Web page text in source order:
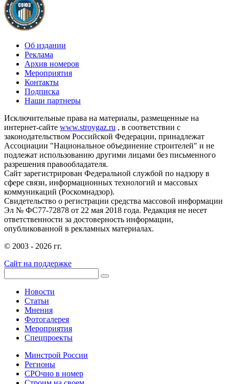
Об издании
Реклама
Архив номеров
Мероприятия
Контакты
Подписка
Наши партнеры
Исключительные права на материалы, размещенные на
интернет-сайте www.stroygaz.ru , в соответствии с
законодательством Российской Федерации, принадлежат
Ассоциации "Национальное объединение строителей" и не
подлежат использованию другими лицами без письменного
разрешения правообладателя.
Сайт зарегистрирован Федеральной службой по надзору в
сфере связи, информационных технологий и массовых
коммуникаций (Роскомнадзор).
Свидетельство о регистрации средства массовой информации
Эл № ФС77-72878 от 22 мая 2018 года. Редакция не несет
ответственности за достоверность информации,
опубликованной в рекламных материалах.
© 2003 - 2026 гг.
Сайт на поддержке
Новости
Статьи
Мнения
Фотогалерея
Мероприятия
Спецпроекты
Минстрой России
Регионы
СРОчно в номер